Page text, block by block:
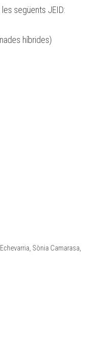
següents JEID:
híbrides)
Sònia Camarasa,